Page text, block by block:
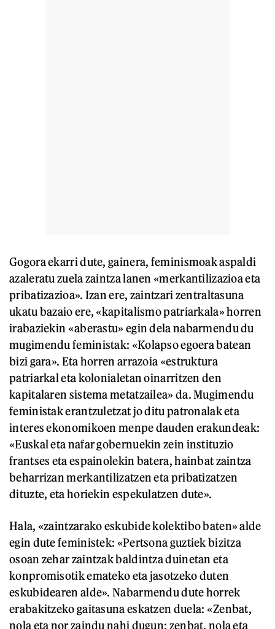
Gogora ekarri dute, gainera, feminismoak aspaldi
azaleratu zuela zaintza lanen «merkantilizazioa eta
pribatizazioa». Izan ere, zaintzari zentraltasuna
ukatu bazaio ere, «kapitalismo patriarkala» horren
irabaziekin «aberastu» egin dela nabarmendu du
mugimendu feministak: «Kolapso egoera batean
bizi gara». Eta horren arrazoia «estruktura
patriarkal eta kolonialetan oinarritzen den
kapitalaren sistema metatzailea» da. Mugimendu
feministak erantzuletzat jo ditu patronalak eta
interes ekonomikoen menpe dauden erakundeak:
«Euskal eta nafar gobernuekin zein instituzio
frantses eta espainolekin batera, hainbat zaintza
beharrizan merkantilizatzen eta pribatizatzen
dituzte, eta horiekin espekulatzen dute».
Hala, «zaintzarako eskubide kolektibo baten» alde
egin dute feministek: «Pertsona guztiek bizitza
osoan zehar zaintzak baldintza duinetan eta
konpromisotik emateko eta jasotzeko duten
eskubidearen alde». Nabarmendu dute horrek
erabakitzeko gaitasuna eskatzen duela: «Zenbat,
nola eta nor zaindu nahi dugun; zenbat, nola eta